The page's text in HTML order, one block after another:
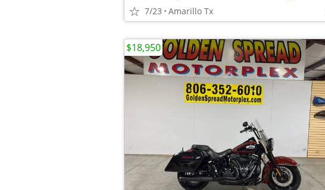
7/23 Amarillo Tx
$18,950